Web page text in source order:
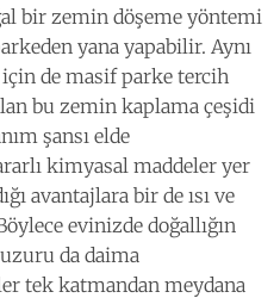
bir zemin döşeme yöntemi
yana yapabilir. Aynı
de masif parke tercih
bu zemin kaplama çeşidi
şansı elde
kimyasal maddeler yer
avantajlara bir de ısı ve
evinizde doğallığın
da daima
tek katmandan meydana